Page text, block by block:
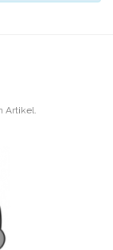
Artikel.